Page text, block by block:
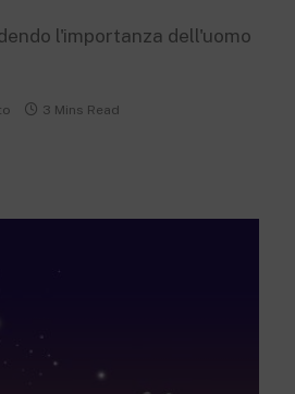
l'importanza dell'uomo
3 Mins Read